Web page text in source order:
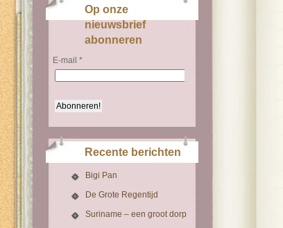
Op onze
nieuwsbrief
abonneren
E-mail *
Recente berichten
Bigi Pan
De Grote Regentijd
Suriname – een groot dorp